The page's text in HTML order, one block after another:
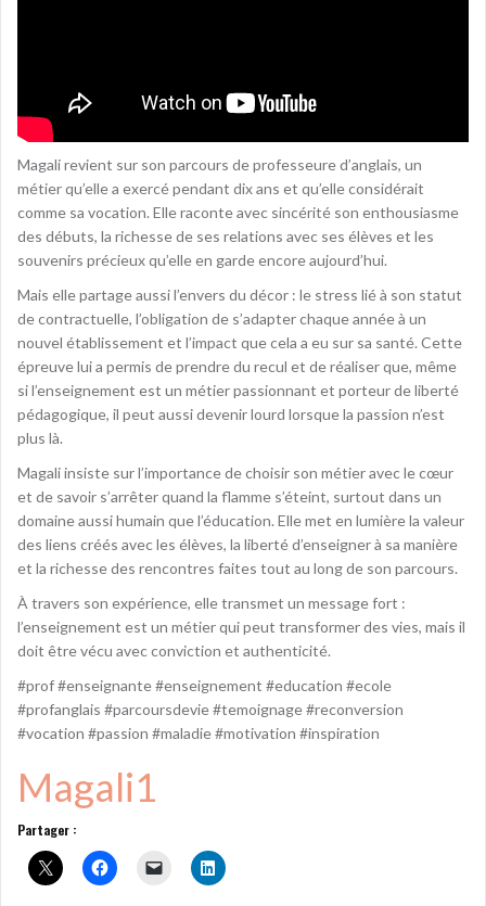
Magali revient sur son parcours de professeure d’anglais, un
métier qu’elle a exercé pendant dix ans et qu’elle considérait
comme sa vocation. Elle raconte avec sincérité son enthousiasme
des débuts, la richesse de ses relations avec ses élèves et les
souvenirs précieux qu’elle en garde encore aujourd’hui.
Mais elle partage aussi l’envers du décor : le stress lié à son statut
de contractuelle, l’obligation de s’adapter chaque année à un
nouvel établissement et l’impact que cela a eu sur sa santé. Cette
épreuve lui a permis de prendre du recul et de réaliser que, même
si l’enseignement est un métier passionnant et porteur de liberté
pédagogique, il peut aussi devenir lourd lorsque la passion n’est
plus là.
Magali insiste sur l’importance de choisir son métier avec le cœur
et de savoir s’arrêter quand la flamme s’éteint, surtout dans un
domaine aussi humain que l’éducation. Elle met en lumière la valeur
des liens créés avec les élèves, la liberté d’enseigner à sa manière
et la richesse des rencontres faites tout au long de son parcours.
À travers son expérience, elle transmet un message fort :
l’enseignement est un métier qui peut transformer des vies, mais il
doit être vécu avec conviction et authenticité.
#prof #enseignante #enseignement #education #ecole
#profanglais #parcoursdevie #temoignage #reconversion
#vocation #passion #maladie #motivation #inspiration
Magali1
Partager :